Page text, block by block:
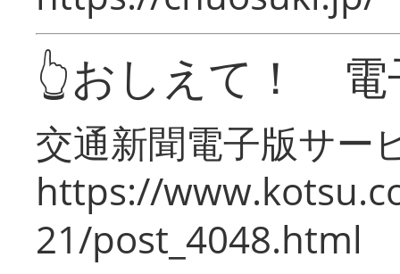
👆おしえて！ 電
交通新聞電子版サー
https://
21/post_4048.html